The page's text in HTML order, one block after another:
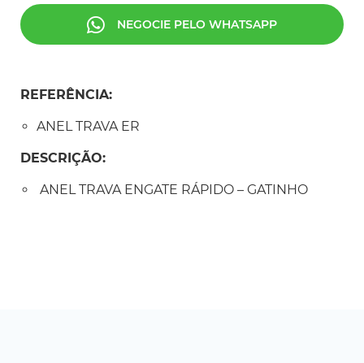
NEGOCIE PELO WHATSAPP
REFERÊNCIA:
ANEL TRAVA ER
DESCRIÇÃO:
ANEL TRAVA ENGATE RÁPIDO – GATINHO